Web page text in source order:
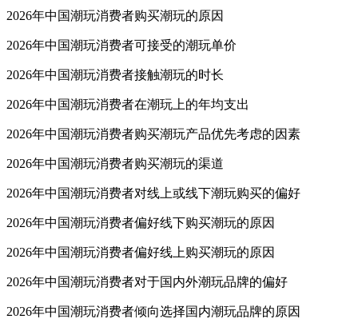
2026年中国潮玩消费者购买潮玩的原因
2026年中国潮玩消费者可接受的潮玩单价
2026年中国潮玩消费者接触潮玩的时长
2026年中国潮玩消费者在潮玩上的年均支出
2026年中国潮玩消费者购买潮玩产品优先考虑的因素
2026年中国潮玩消费者购买潮玩的渠道
2026年中国潮玩消费者对线上或线下潮玩购买的偏好
2026年中国潮玩消费者偏好线下购买潮玩的原因
2026年中国潮玩消费者偏好线上购买潮玩的原因
2026年中国潮玩消费者对于国内外潮玩品牌的偏好
2026年中国潮玩消费者倾向选择国内潮玩品牌的原因